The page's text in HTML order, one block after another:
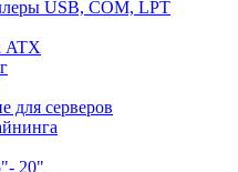
USB, COM, LPT
ATX
для серверов
20"